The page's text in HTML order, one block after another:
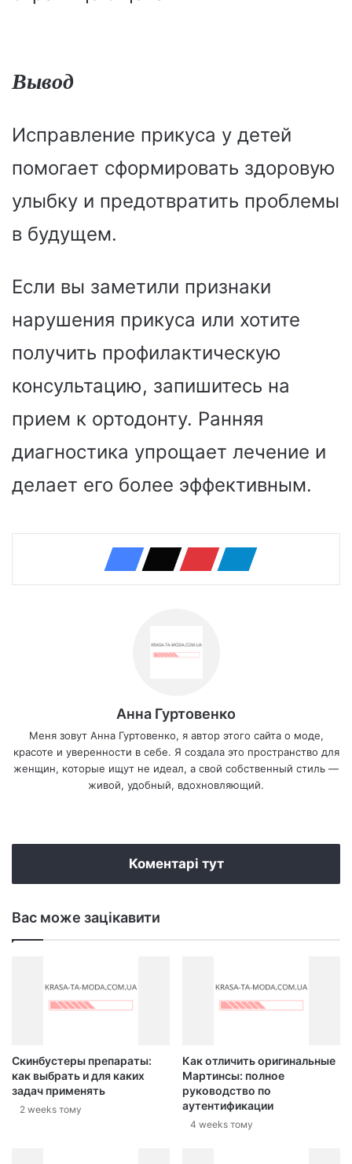
Вывод
Исправление прикуса у детей
помогает сформировать здоровую
улыбку и предотвратить проблемы
в будущем.
Если вы заметили признаки
нарушения прикуса или хотите
получить профилактическую
консультацию, запишитесь на
прием к ортодонту. Ранняя
диагностика упрощает лечение и
делает его более эффективным.
Анна Гуртовенко
Меня зовут Анна Гуртовенко, я автор этого сайта о моде,
красоте и уверенности в себе. Я создала это пространство для
женщин, которые ищут не идеал, а свой собственный стиль —
живой, удобный, вдохновляющий.
te
Коментарі тут
Вас може зацікавити
Скинбустеры препараты:
как выбрать и для каких
задач применять
2 weeks тому
Как отличить оригинальные
Мартинсы: полное
руководство по
аутентификации
4 weeks тому